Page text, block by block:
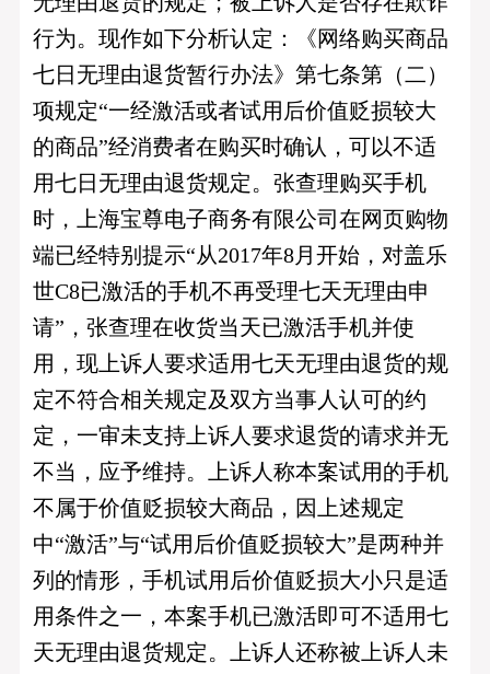
行为。现作如下分析认定：《网络购买商品
七日无理由退货暂行办法》第七条第（二）
项规定“一经激活或者试用后价值贬损较大
的商品”经消费者在购买时确认，可以不适
用七日无理由退货规定。张查理购买手机
时，上海宝尊电子商务有限公司在网页购物
端已经特别提示“从2017年8月开始，对盖乐
世C8已激活的手机不再受理七天无理由申
请”，张查理在收货当天已激活手机并使
用，现上诉人要求适用七天无理由退货的规
定不符合相关规定及双方当事人认可的约
定，一审未支持上诉人要求退货的请求并无
不当，应予维持。上诉人称本案试用的手机
不属于价值贬损较大商品，因上述规定
中“激活”与“试用后价值贬损较大”是两种并
列的情形，手机试用后价值贬损大小只是适
用条件之一，本案手机已激活即可不适用七
天无理由退货规定。上诉人还称被上诉人未